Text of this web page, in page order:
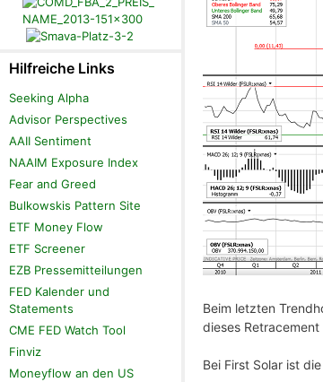
Beim letzten
dieses
Bei First Solar ist
Hilfreiche Links
Seeking Alpha
Advisor Perspectives
AAII Sentiment
NAAIM Exposure Index
Fear and Greed
Bulkowskis Pattern Site
ETF Money Flow
ETF Screener
EZB Pressemitteilungen
FED Kalender und
Statements
CME FED Watch Tool
Finviz
Moneyflow an den US